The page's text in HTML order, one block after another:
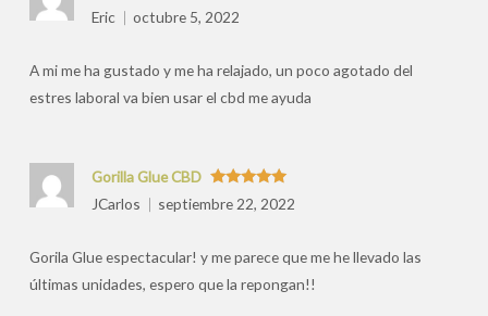
Valorado
con
Eric
octubre 5, 2022
A mi me ha gustado y me ha relajado, un poco agotado del
estres laboral va bien usar el cbd me ayuda
Valorado
con5de 5
Gorilla Glue CBD
JCarlos
septiembre 22, 2022
Gorila Glue espectacular! y me parece que me he llevado las
últimas unidades, espero que la repongan!!